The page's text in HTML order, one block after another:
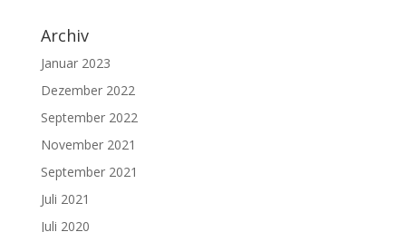
Archiv
Januar 2023
Dezember 2022
September 2022
November 2021
September 2021
Juli 2021
Juli 2020